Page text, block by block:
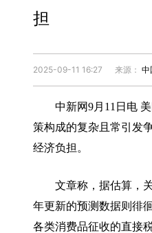
担
2025-09-11 16:27 来源： 中
中新网9月11日电 美
策构成的复杂且常引发
经济负担。
文章称，据估算，关
年更新的预测数据则徘
各类消费品征收的直接